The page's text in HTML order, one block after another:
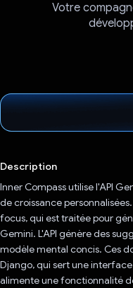
Votre
Description
Inner Compass utilise l'API
de croissance
focus, qui est traitée pour
Gemini. L'API génère des
modèle mental concis. Ces
Django, qui sert une
alimente une fonctionnalité